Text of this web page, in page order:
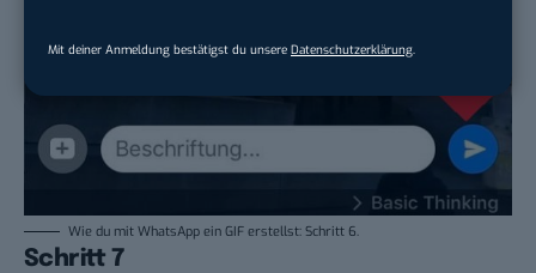
Mit deiner Anmeldung bestätigst du unsere Datenschutzerklärung.
Wie du mit WhatsApp ein GIF erstellst: Schritt 6.
Schritt 7